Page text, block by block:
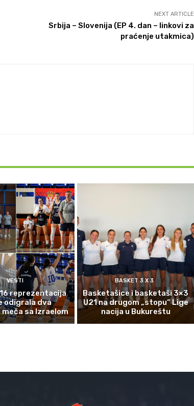
NEXT ARTICLE
Srbija – Slovenija (EP 4. dan – linkovi za
praćenje utakmica)
VESTI
reprezentacija
odigrala dva
sa Izraelom
BASKET 3 X 3
Basketašice i basketaši 3×3
U21 na drugom „stopu“ Lige
nacija u Bukureštu